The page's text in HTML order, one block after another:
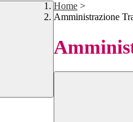
Home >
Amministrazione